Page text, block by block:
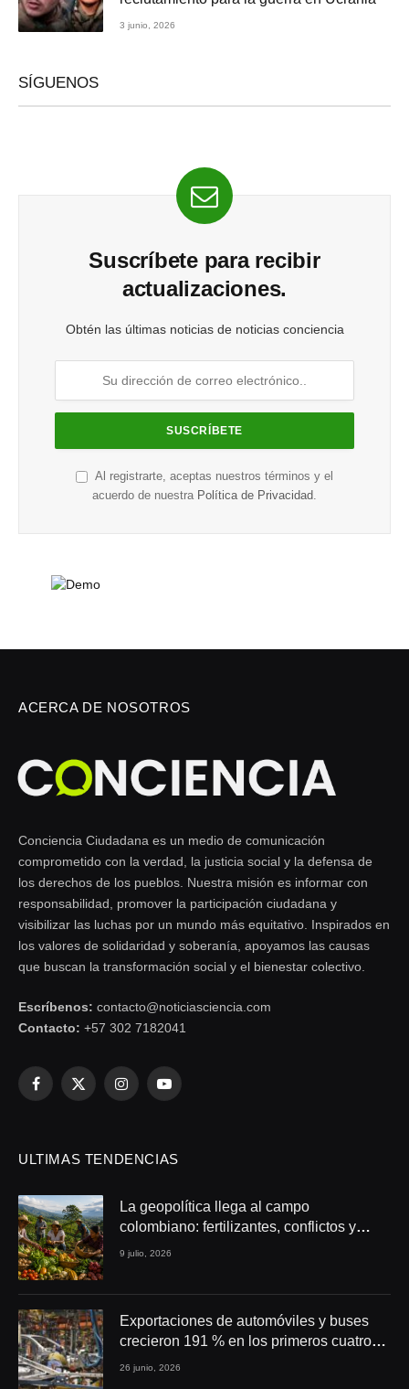
3 junio, 2026
SÍGUENOS
Suscríbete para recibir
actualizaciones.
Obtén las últimas noticias de noticias conciencia
Al registrarte, aceptas nuestros términos y el
acuerdo de nuestra Política de Privacidad.
ACERCA DE NOSOTROS
Conciencia Ciudadana es un medio de comunicación
comprometido con la verdad, la justicia social y la defensa de
los derechos de los pueblos. Nuestra misión es informar con
responsabilidad, promover la participación ciudadana y
visibilizar las luchas por un mundo más equitativo. Inspirados en
los valores de solidaridad y soberanía, apoyamos las causas
que buscan la transformación social y el bienestar colectivo.
Escríbenos: contacto@noticiasciencia.com
Contacto: +57 302 7182041
Facebook
X
InstagramYouTube
ULTIMAS TENDENCIAS
La geopolítica llega al campo
colombiano: fertilizantes, conflictos y
seguridad alimentaria
9 julio, 2026
Exportaciones de automóviles y buses
crecieron 191 % en los primeros cuatro
meses de 2026
26 junio, 2026